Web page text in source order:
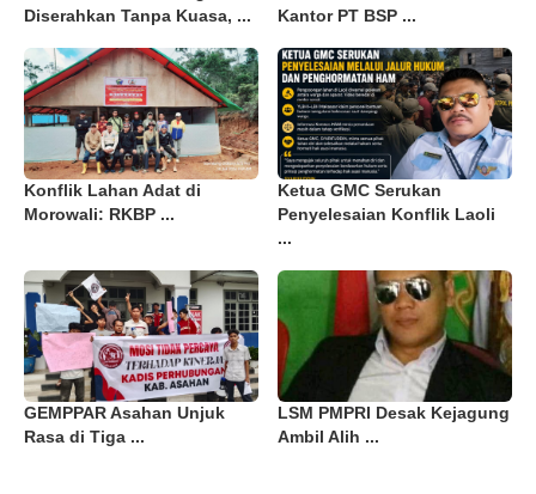
Diserahkan Tanpa Kuasa, ...
Kantor PT BSP ...
Konflik Lahan Adat di
Morowali: RKBP ...
Ketua GMC Serukan
Penyelesaian Konflik Laoli
...
GEMPPAR Asahan Unjuk
Rasa di Tiga ...
LSM PMPRI Desak Kejagung
Ambil Alih ...